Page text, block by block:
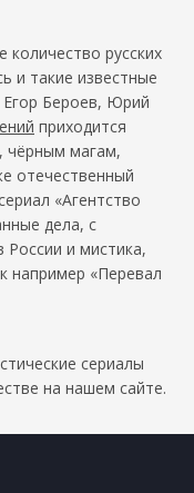
русских
и такие известные
Егор Бероев, Юрий
приходится
чёрным магам,
отечественный
«Агентство
дела, с
России и мистика,
например «Перевал
сериалы
на нашем сайте.